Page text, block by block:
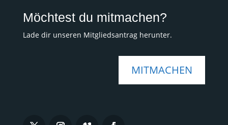
Möchtest du mitmachen?
Lade dir unseren Mitgliedsantrag herunter.
MITMACHEN